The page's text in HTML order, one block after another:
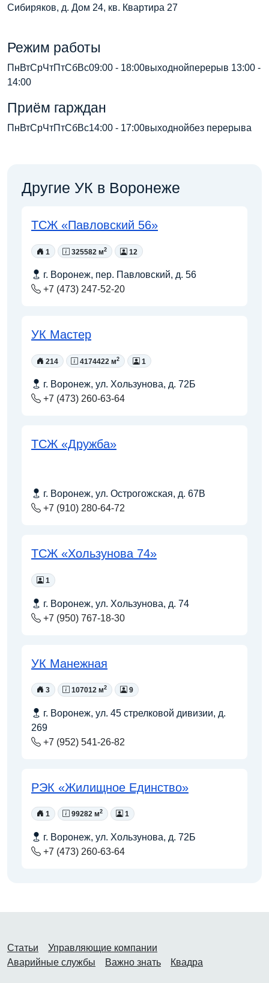
Сибиряков, д. Дом 24, кв. Квартира 27
Режим работы
ПнВтСрЧтПтСбВс09:00 - 18:00выходнойперерыв 13:00 -
14:00
Приём гарждан
ПнВтСрЧтПтСбВс14:00 - 17:00выходнойбез перерыва
Другие УК в Воронеже
ТСЖ «Павловский 56»
1 325582 м2 12
г. Воронеж, пер. Павловский, д. 56
+7 (473) 247-52-20
УК Мастер
214 4174422 м2 1
г. Воронеж, ул. Хользунова, д. 72Б
+7 (473) 260-63-64
ТСЖ «Дружба»
г. Воронеж, ул. Острогожская, д. 67В
+7 (910) 280-64-72
ТСЖ «Хользунова 74»
1
г. Воронеж, ул. Хользунова, д. 74
+7 (950) 767-18-30
УК Манежная
3 107012 м2 9
г. Воронеж, ул. 45 стрелковой дивизии, д.
269
+7 (952) 541-26-82
РЭК «Жилищное Единство»
1 99282 м2 1
г. Воронеж, ул. Хользунова, д. 72Б
+7 (473) 260-63-64
Статьи
Управляющие компании
Аварийные службы
Важно знать Квадра